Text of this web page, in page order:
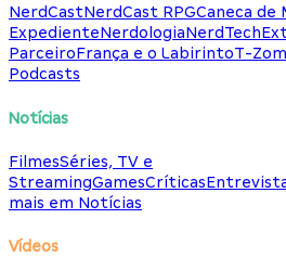
NerdCastNerdCast RPGCaneca de
ExpedienteNerdologiaNerdTech
ParceiroFrança e o LabirintoT-
Podcasts
Notícias
FilmesSéries, TV e
StreamingGamesCríticas
mais em Notícias
Vídeos